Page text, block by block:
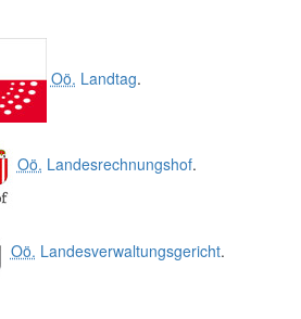
Oö. Landtag.
Oö. Landesrechnungshof.
Oö. Landesverwaltungsgericht.